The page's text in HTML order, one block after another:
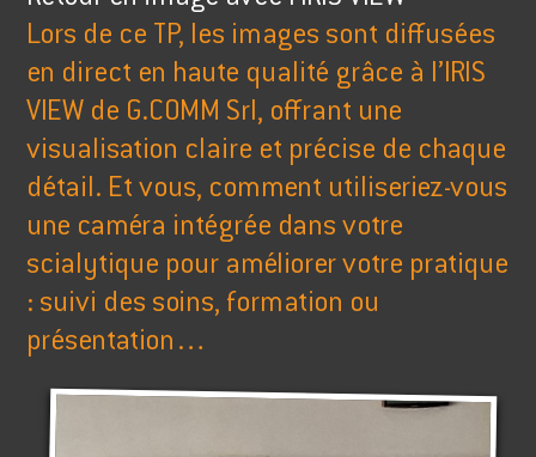
Lors de ce TP, les images sont diffusées
en direct en haute qualité grâce à l’IRIS
VIEW de G.COMM Srl, offrant une
visualisation claire et précise de chaque
détail. Et vous, comment utiliseriez-vous
une caméra intégrée dans votre
scialytique pour améliorer votre pratique
: suivi des soins, formation ou
présentation…